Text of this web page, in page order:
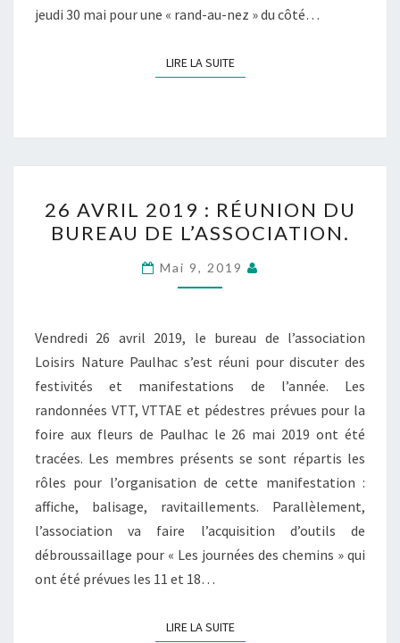
jeudi 30 mai pour une « rand-au-nez » du côté…
LIRE LA SUITELIRE LA SUITE
AVRIL
2019
RÉUNION
BUREAU
DE
L’ASSOCIATION.
26 AVRIL 2019 : RÉUNION DU
BUREAU DE L’ASSOCIATION.
Mai 9, 2019
Vendredi 26 avril 2019, le bureau de l’association
Loisirs Nature Paulhac s’est réuni pour discuter des
festivités et manifestations de l’année. Les
randonnées VTT, VTTAE et pédestres prévues pour la
foire aux fleurs de Paulhac le 26 mai 2019 ont été
tracées. Les membres présents se sont répartis les
rôles pour l’organisation de cette manifestation :
affiche, balisage, ravitaillements. Parallèlement,
l’association va faire l’acquisition d’outils de
débroussaillage pour « Les journées des chemins » qui
ont été prévues les 11 et 18…
LIRE LA SUITELIRE LA SUITE